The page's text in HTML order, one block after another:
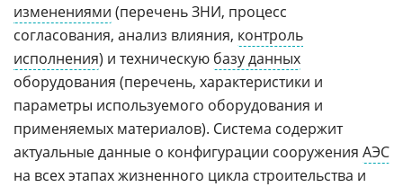
изменениями (перечень ЗНИ, процесс
согласования, анализ влияния, контроль
исполнения) и техническую базу данных
оборудования (перечень, характеристики и
параметры используемого оборудования и
применяемых материалов). Система содержит
актуальные данные о конфигурации сооружения АЭС
на всех этапах жизненного цикла строительства и